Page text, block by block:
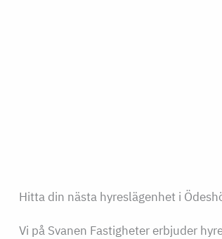
Hitta din nästa hyreslägenhet i
Vi på Svanen Fastigheter erbjuder